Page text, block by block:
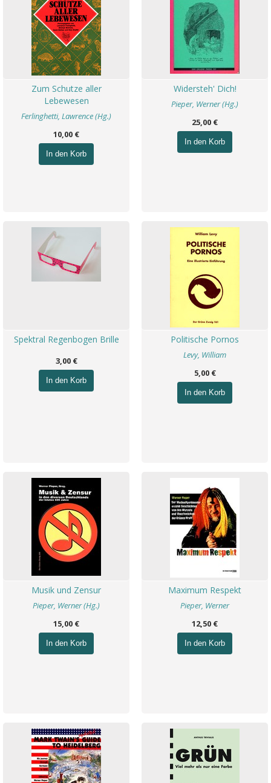
Zum Schutze aller
Lebewesen
Ferlinghetti, Lawrence (Hg.)
10,00 €
In den Korb
Widersteh' Dich!
Pieper, Werner (Hg.)
25,00 €
In den Korb
Spektral Regenbogen Brille
3,00 €
In den Korb
Politische Pornos
Levy, William
5,00 €
In den Korb
Musik und Zensur
Pieper, Werner (Hg.)
15,00 €
In den Korb
Maximum Respekt
Pieper, Werner
12,50 €
In den Korb